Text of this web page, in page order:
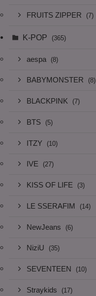
FRUITS ZIPPER (7)
K-POP (365)
aespa (8)
BABYMONSTER (8)
BLACKPINK (7)
BTS (5)
ITZY (10)
IVE (27)
KISS OF LIFE (3)
LE SSERAFIM (14)
NewJeans (6)
NiziU (35)
SEVENTEEN (10)
Straykids (17)